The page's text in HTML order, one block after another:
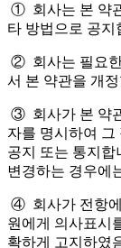
① 회사는 본 약
타 방법으로 공지
② 회사는 필요한
서 본 약관을 개
③ 회사가 본 약
자를 명시하여 그
공지 또는 통지합
변경하는 경우에
④ 회사가 전항에
원에게 의사표시
확하게 고지하였